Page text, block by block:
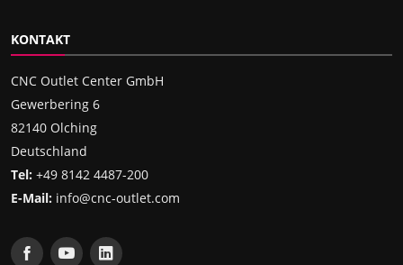
KONTAKT
CNC Outlet Center GmbH
Gewerbering 6
82140 Olching
Deutschland
Tel: +49 8142 4487-200
E-Mail: info@cnc-outlet.com